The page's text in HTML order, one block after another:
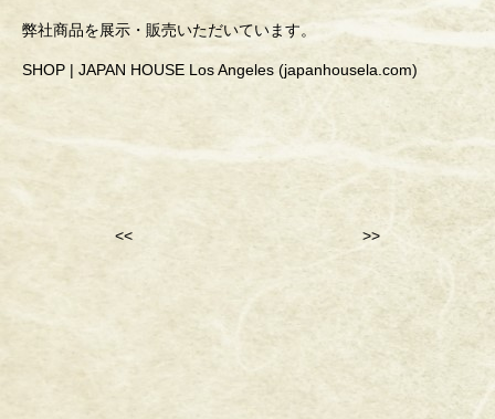
弊社商品を展示・販売いただいています。
SHOP | JAPAN HOUSE Los Angeles (japanhousela.com)
<< >>